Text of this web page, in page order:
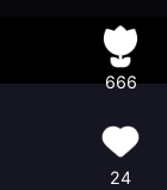
666
24